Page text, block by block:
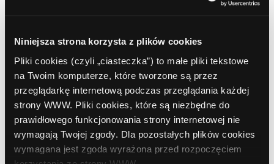
Niniejsza strona korzysta z plików cookies
Pliki cookies (czyli „ciasteczka”) to małe pliki tekstowe
na Twoim komputerze, które tworzone są przez
przeglądarkę internetową podczas przeglądania każdej
strony WWW. Pliki cookies, które są niezbędne do
prawidłowego funkcjonowania strony internetowej nie
wymagają Twojej zgody. Dla pozostałych plików cookies
wymagana jest zgoda wyrażona przed rozpoczęciem
ING Bank Śląski, Sosnowiec, Lenartowicza
11
Euronet
, Sosnowiec, Al. Blachnickiego 3 (Getin
Bank)
12
ING Bank Śląski , Sosnowiec, Lenartowicza